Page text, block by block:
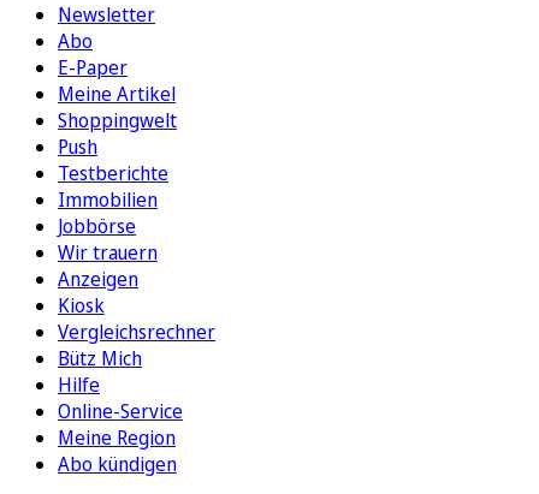
Newsletter
Abo
E-Paper
Meine Artikel
Shoppingwelt
Push
Testberichte
Immobilien
Jobbörse
Wir trauern
Anzeigen
Kiosk
Vergleichsrechner
Bütz Mich
Hilfe
Online-Service
Meine Region
Abo kündigen